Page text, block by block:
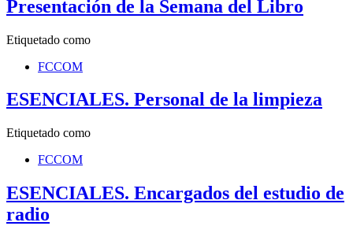
Presentación de la Semana del Libro
Etiquetado como
FCCOM
ESENCIALES. Personal de la limpieza
Etiquetado como
FCCOM
ESENCIALES. Encargados del estudio de
radio